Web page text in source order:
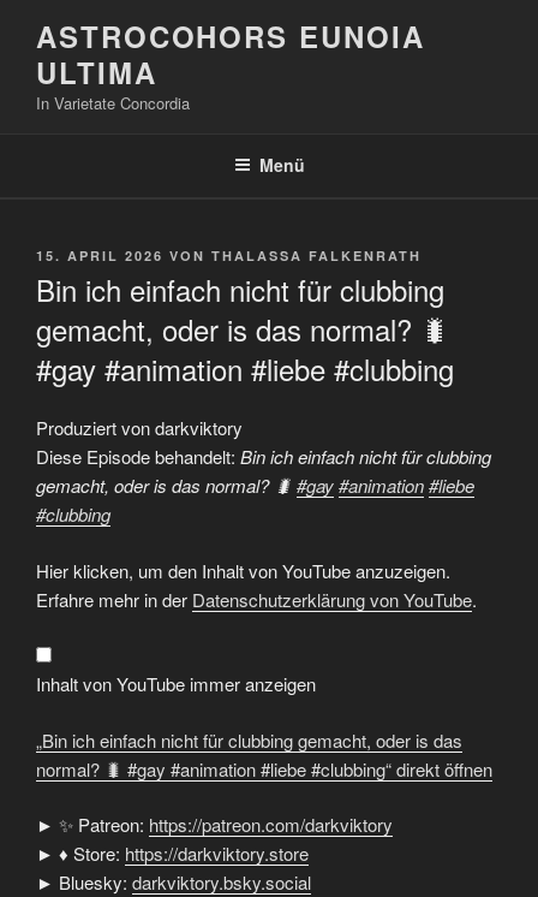
Inhalt
springen
ASTROCOHORS EUNOIA
ULTIMA
In Varietate Concordia
Menü
VERÖFFENTLICHT
15. APRIL 2026 VON THALASSA FALKENRATH
Bin ich einfach nicht für clubbing
gemacht, oder is das normal? 🐛
#gay #animation #liebe #clubbing
Produziert von darkviktory
Diese Episode behandelt: Bin ich einfach nicht für clubbing
gemacht, oder is das normal? 🐛 #gay#animation#liebe
#clubbing
„Bin
ich
einfach
nicht
clubbing
gemacht,
oder
is
normal?
🐛
#gay
#animation
#clubbing“
von
YouTube
anzeigen
Hier klicken, um den Inhalt von YouTube anzuzeigen.
Erfahre mehr in der Datenschutzerklärung von YouTube.
Inhalt von YouTube immer anzeigen
„Bin ich einfach nicht für clubbing gemacht, oder is das
normal? 🐛 #gay #animation #liebe #clubbing“ direkt öffnen
► ✨ Patreon: https://patreon.com/darkviktory
► ♦ Store: https://darkviktory.store
► Bluesky: darkviktory.bsky.social